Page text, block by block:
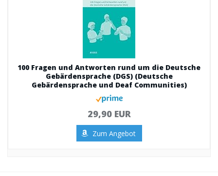
100 Fragen und Antworten rund um die Deutsche
Gebärdensprache (DGS) (Deutsche
Gebärdensprache und Deaf Communities)
29,90 EUR
Zum Angebot